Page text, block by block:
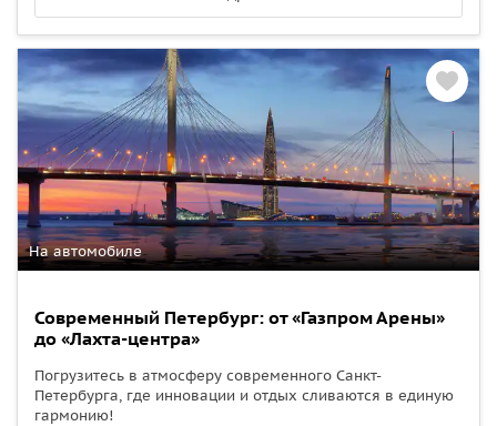
На автомобиле
Современный Петербург: от «Газпром Арены»
до «Лахта-центра»
Погрузитесь в атмосферу современного Санкт-
Петербурга, где инновации и отдых сливаются в единую
гармонию!